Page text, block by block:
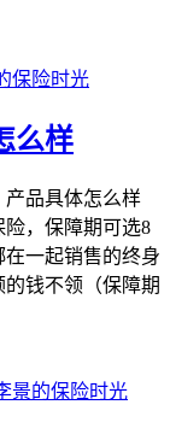
么样
产品具体怎么样
，保障期可选8
一起销售的终身
钱不领（保障期